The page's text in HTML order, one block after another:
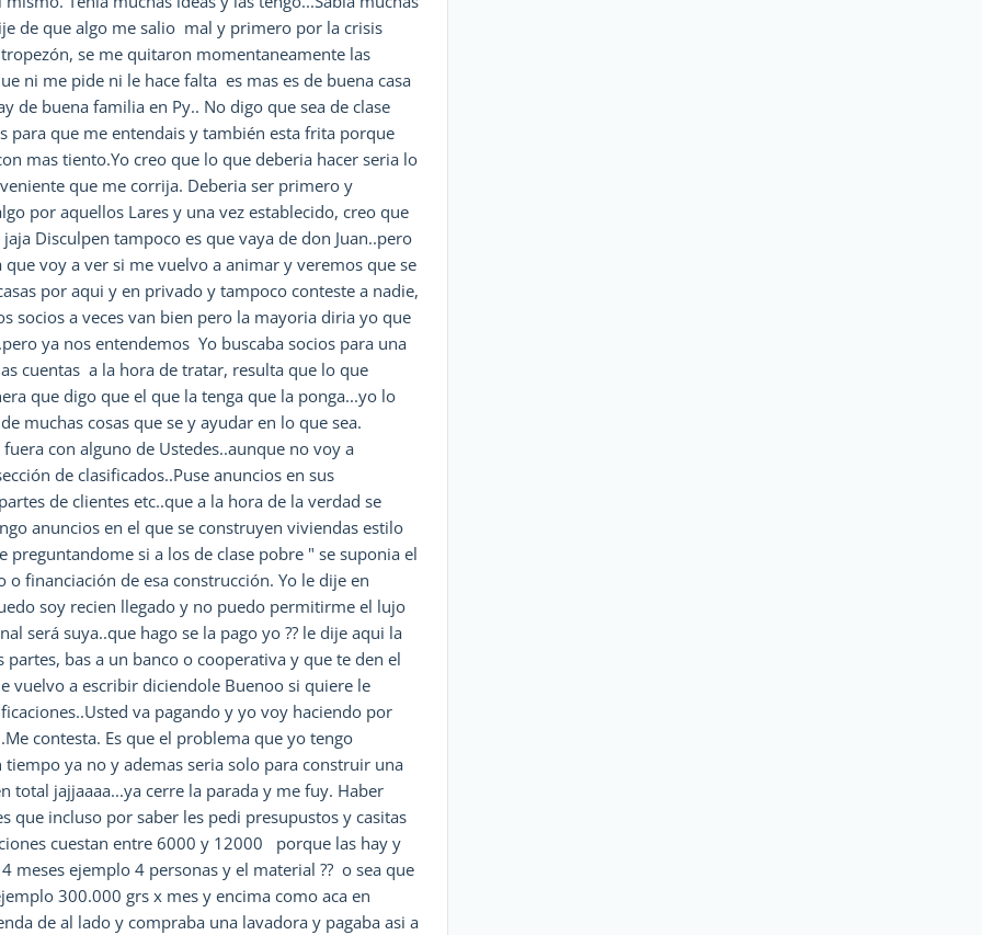
de que algo me salio mal y primero por la crisis
se me quitaron momentaneamente las
ni me pide ni le hace falta es mas es de buena casa
de buena familia en Py.. No digo que sea de clase
para que me entendais y también esta frita porque
mas tiento.Yo creo que lo que deberia hacer seria lo
que me corrija. Deberia ser primero y
por aquellos Lares y una vez establecido, creo que
Disculpen tampoco es que vaya de don Juan..pero
voy a ver si me vuelvo a animar y veremos que se
por aqui y en privado y tampoco conteste a nadie,
socios a veces van bien pero la mayoria diria yo que
ya nos entendemos Yo buscaba socios para una
cuentas a la hora de tratar, resulta que lo que
que digo que el que la tenga que la ponga...yo lo
muchas cosas que se y ayudar en lo que sea.
con alguno de Ustedes..aunque no voy a
de clasificados..Puse anuncios en sus
de clientes etc..que a la hora de la verdad se
anuncios en el que se construyen viviendas estilo
si a los de clase pobre " se suponia el
financiación de esa construcción. Yo le dije en
soy recien llegado y no puedo permitirme el lujo
será suya..que hago se la pago yo ?? le dije aqui la
bas a un banco o cooperativa y que te den el
vuelvo a escribir diciendole Buenoo si quiere le
va pagando y yo voy haciendo por
contesta. Es que el problema que yo tengo
ya no y ademas seria solo para construir una
total jajjaaaa...ya cerre la parada y me fuy. Haber
que incluso por saber les pedi presupustos y casitas
cuestan entre 6000 y 12000  porque las hay y
meses ejemplo 4 personas y el material ?? o sea que
300.000 grs x mes y encima como aca en
de al lado y compraba una lavadora y pagaba asi a